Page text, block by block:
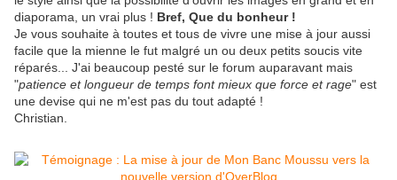
diaporama, un vrai plus ! Bref, Que du bonheur !
Je vous souhaite à toutes et tous de vivre une mise à jour aussi
facile que la mienne le fut malgré un ou deux petits soucis vite
réparés... J'ai beaucoup pesté sur le forum auparavant mais
"patience et longueur de temps font mieux que force et rage" est
une devise qui ne m'est pas du tout adapté !
Christian.